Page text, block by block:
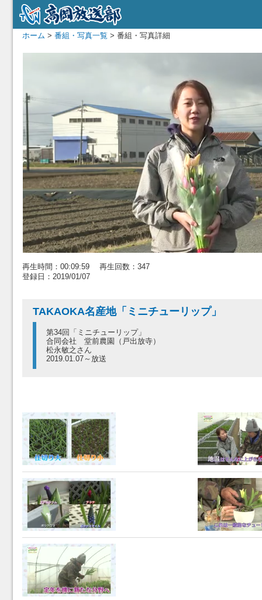
ホーム > 番組・写真一覧 > 番組・写真詳細
再生時間：00:09:59 再生回数：347
登録日：2019/01/07
TAKAOKA名産地「ミニチューリップ」
第34回「ミニチューリップ」
合同会社 堂前農園（戸出放寺）
松永敏之さん
2019.01.07～放送